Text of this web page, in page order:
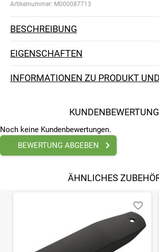
Artikelnummer: M000087713
BESCHREIBUNG
EIGENSCHAFTEN
INFORMATIONEN ZU PRODUKT
KUNDENBEWERTUNG
Noch keine Kundenbewertungen.
BEWERTUNG ABGEBEN
ÄHNLICHES